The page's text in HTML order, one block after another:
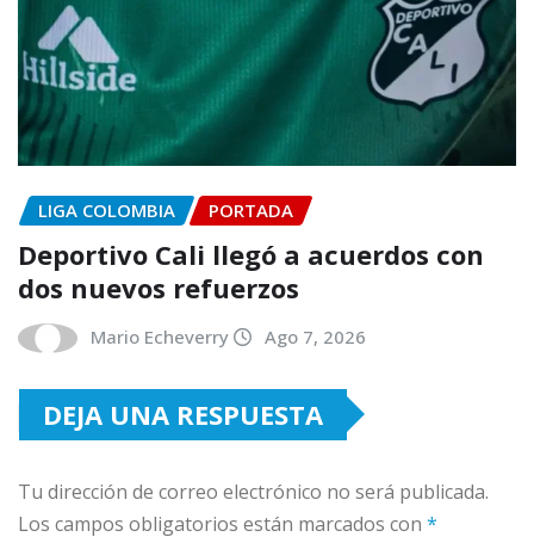
LIGA COLOMBIA PORTADA
Deportivo Cali llegó a acuerdos con
dos nuevos refuerzos
Mario Echeverry Ago 7, 2026
DEJA UNA RESPUESTA
Tu dirección de correo electrónico no será publicada.
Los campos obligatorios están marcados con *